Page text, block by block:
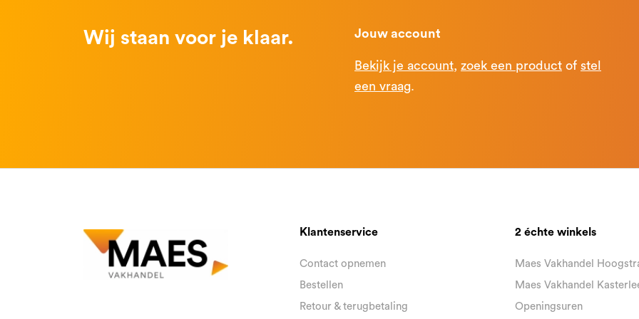
Wij staan voor je klaar. Jouw account
Bekijk je account, zoek een product of stel
een vraag.
Klantenservice
Contact opnemen
Bestellen
Retour & terugbetaling
2 échte winkels
Maes Vakhandel
Maes Vakhandel
Openingsuren